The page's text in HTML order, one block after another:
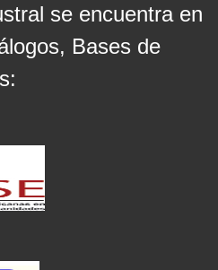
se encuentra en
Bases de